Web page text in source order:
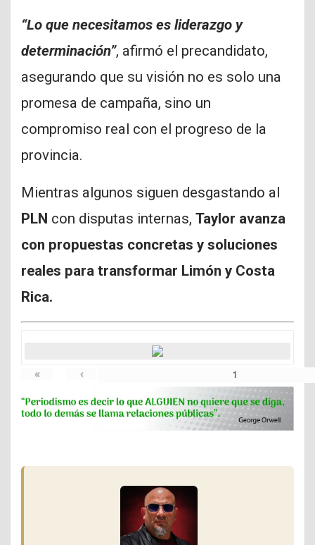
“Lo que necesitamos es liderazgo y
determinación”, afirmó el precandidato,
asegurando que su visión no es solo una
promesa de campaña, sino un
compromiso real con el progreso de la
provincia.
Mientras algunos siguen desgastando al
PLN con disputas internas, Taylor avanza
con propuestas concretas y soluciones
reales para transformar Limón y Costa
Rica.
« ‹